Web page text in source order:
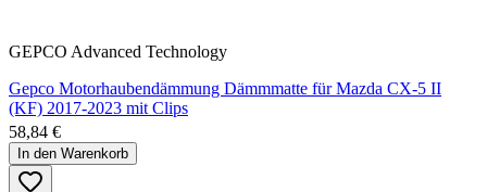
GEPCO Advanced Technology
Gepco Motorhaubendämmung Dämmmatte für Mazda CX-5 II
(KF) 2017-2023 mit Clips
58,84 €
In den Warenkorb